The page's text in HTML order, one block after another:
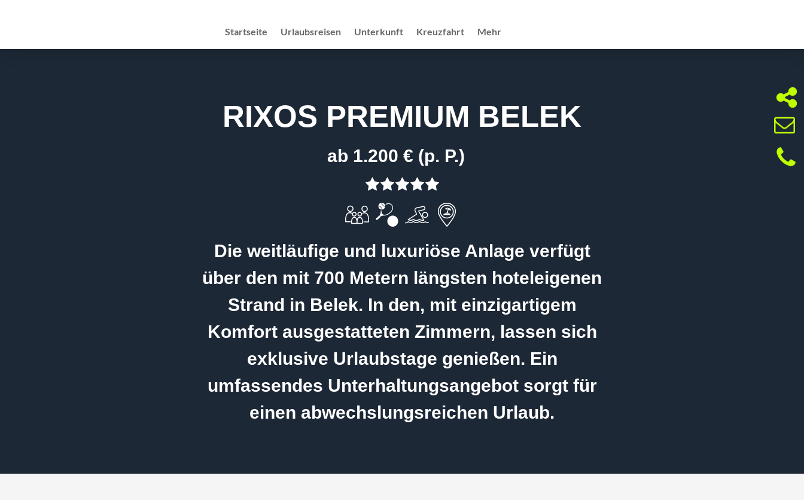
Startseite Urlaubsreisen Unterkunft Kreuzfahrt Mehr
RIXOS PREMIUM BELEK
ab 1.200 € (p. P.)
Die weitläufige und luxuriöse Anlage verfügt
über den mit 700 Metern längsten hoteleigenen
Strand in Belek. In den, mit einzigartigem
Komfort ausgestatteten Zimmern, lassen sich
exklusive Urlaubstage genießen. Ein
umfassendes Unterhaltungsangebot sorgt für
einen abwechslungsreichen Urlaub.